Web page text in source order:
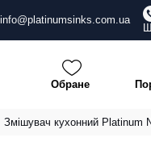
info@platinumsinks.com.ua
Обране
Змішувач кухонний Platinum